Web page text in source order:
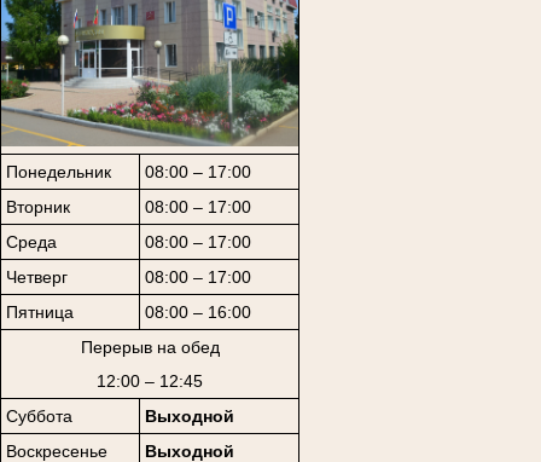
Понедельник
08:00 – 17:00
Вторник
08:00 – 17:00
Среда
08:00 – 17:00
Четверг
08:00 – 17:00
Пятница
08:00 – 16:00
Перерыв на обед
12:00 – 12:45
Суббота
Выходной
Воскресенье
Выходной